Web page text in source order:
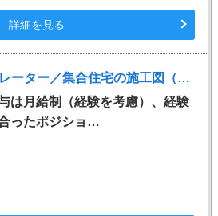
詳細を見る
電気設備ＣＡＤオペレーター／集合住宅の施工図（Tfas）
は月給制（経験を考慮）、経験
ったポジショ…